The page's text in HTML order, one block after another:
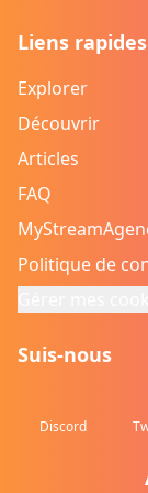
Liens rapides
Explorer
Découvrir
Articles
FAQ
Politique de
Suis-nous
Discord